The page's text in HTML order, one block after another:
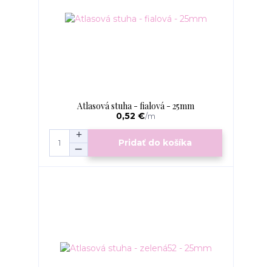
Atlasová stuha - fialová - 25mm
0,52 €/m
Pridať do košíka